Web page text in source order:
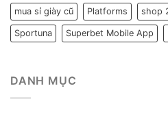
mua sỉ giày cũ Platforms shop
Sportuna Superbet Mobile App
DANH MỤC